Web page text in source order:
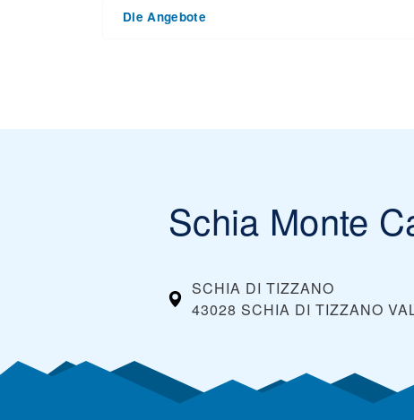
gilt zu beachten, dass die Preise für
erworben werden. Für ausführliche
Die Angebote
Schia Monte
SCHIA DI TIZZANO
43028 SCHIA DI TIZZANO